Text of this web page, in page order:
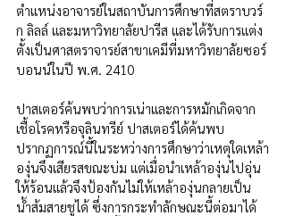
ตำแหน่งอาจารย์ในสถาบันการศึกษาที่สตราบวร์
ก ลิลล์ และมหาวิทยาลัยปารีส และได้รับการแต่ง
ตั้งเป็นศาสตราจารย์สาขาเคมีที่มหาวิทยาลัยซอร์
บอนน์ในปี พ.ศ. 2410
ปาสเตอร์ค้นพบว่าการเน่าและการหมักเกิดจาก
เชื้อโรคหรือจุลินทรีย์ ปาสเตอร์ได้ค้นพบ
ปรากฏการณ์นี้ในระหว่างการศึกษาว่าเหตุใดเหล้า
องุ่นจึงเสียรสขณะบ่ม แต่เมื่อนำเหล้าองุ่นไปอุ่น
ให้ร้อนแล้วจึงป้องกันไม่ให้เหล้าองุ่นกลายเป็น
น้ำส้มสายชูได้ ซึ่งการกระทำลักษณะนี้ต่อมาได้